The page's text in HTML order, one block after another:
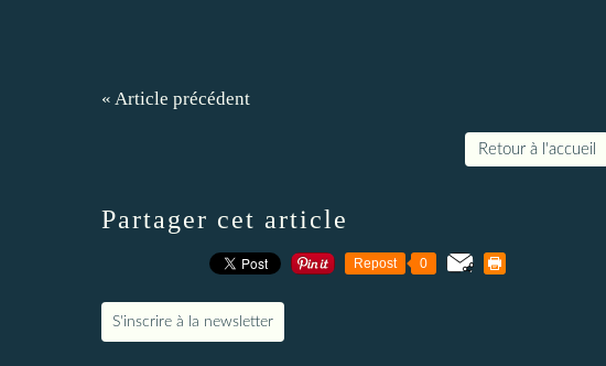
« Article précédent
Retour à l'accueil
Partager cet article
Repost 0
S'inscrire à la newsletter